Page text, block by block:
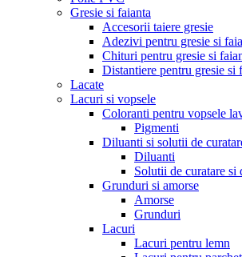
Gresie si faianta
Accesorii taiere gresie
Adezivi pentru gresie si
Chituri pentru gresie si
Distantiere pentru gresie si
Lacate
Lacuri si vopsele
Coloranti pentru vopsele
Pigmenti
Diluanti si solutii de
Diluanti
Solutii de curatare si
Grunduri si amorse
Amorse
Grunduri
Lacuri
Lacuri pentru lemn